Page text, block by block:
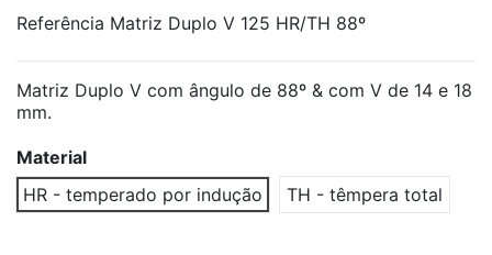
Referência Matriz Duplo V 125 HR/TH 88º
Matriz Duplo V com ângulo de 88º & com V de 14 e 18
mm.
Material
HR - temperado por indução
TH - têmpera total